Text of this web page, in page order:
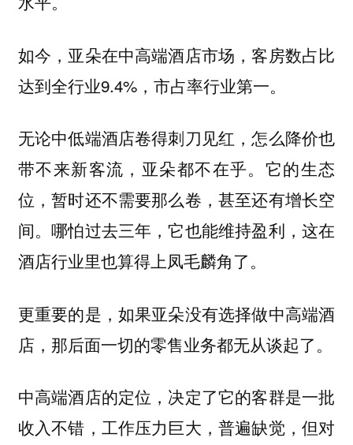
如今，亚朵在中高端酒店市场，客房数占比
达到全行业9.4%，市占率行业第一。
无论中低端酒店卷得刺刀见红，怎么降价也
带不来新客流，亚朵都不在乎。它的生态
位，暂时还不需要那么卷，甚至还有增长空
间。哪怕过去三年，它也能维持盈利，这在
酒店行业里也算得上凤毛麟角了。
更重要的是，如果亚朵没有选择做中高端酒
店，那后面一切的零售业务都无从谈起了。
中高端酒店的定位，决定了它的客群是一批
收入不错，工作压力巨大，普遍缺觉，但对